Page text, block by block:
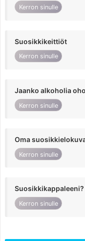
Kerron sinulle
Suosikkikeittiöt
Kerron sinulle
Jaanko alkoholia
Kerron sinulle
Oma
Kerron sinulle
Suosikkikappaleeni?
Kerron sinulle